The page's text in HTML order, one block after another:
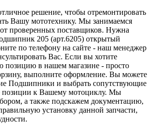
решение, чтобы отремонтировать
Вашу мототехнику. Мы занимаемся
от проверенных поставщиков. Нужна
205 (арт.6205) открытый
по телефону на сайте - наш менеджер
Вас. Если вы хотите
позицию в нашем магазине - просто
выполните оформление. Вы можете
Подшипники и выбрать сопутствующие
позиции к Вашему мотоциклу. Мы
а также подскажем документацию,
установку данной запчасти,